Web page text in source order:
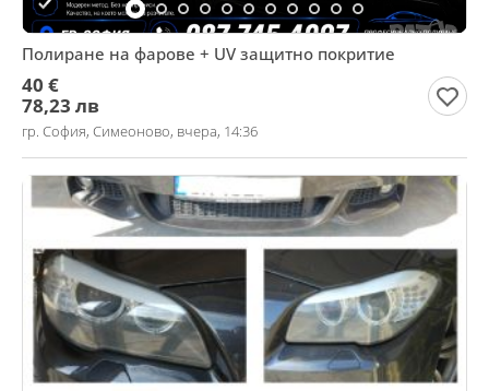
Полиране на фарове + UV защитно покритие
40 €
78,23 лв
гр. София, Симеоново, вчера, 14:36